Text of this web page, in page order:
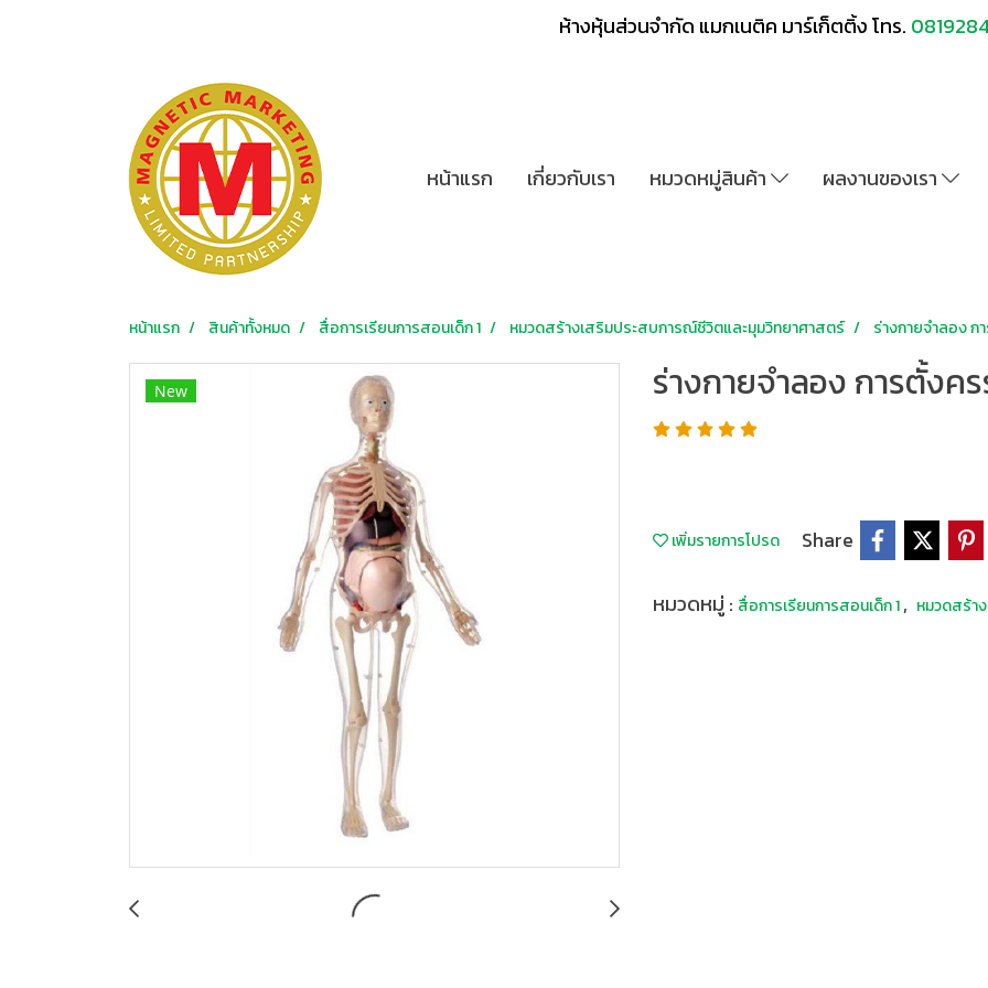
ห้างหุ้นส่วนจำกัด แมกเนติค มาร์เก็ตติ้ง โทร.
หน้าแรก เกี่ยวกับเรา หมวดหมู่สินค้า ผลงานของเรา
หน้าแรก สินค้าทั้งหมด สื่อการเรียนการสอนเด็ก 1 หมวดสร้างเสริมประสบการณ์ชีวิตและมุมวิทยาศาสตร์ ร่างกายจำลอง ก
New ร่างกายจำลอง การตั้งค
เพิ่มรายการโปรด Share
หมวดหมู่ : สื่อการเรียนการสอนเด็ก 1, หมวดสร้า